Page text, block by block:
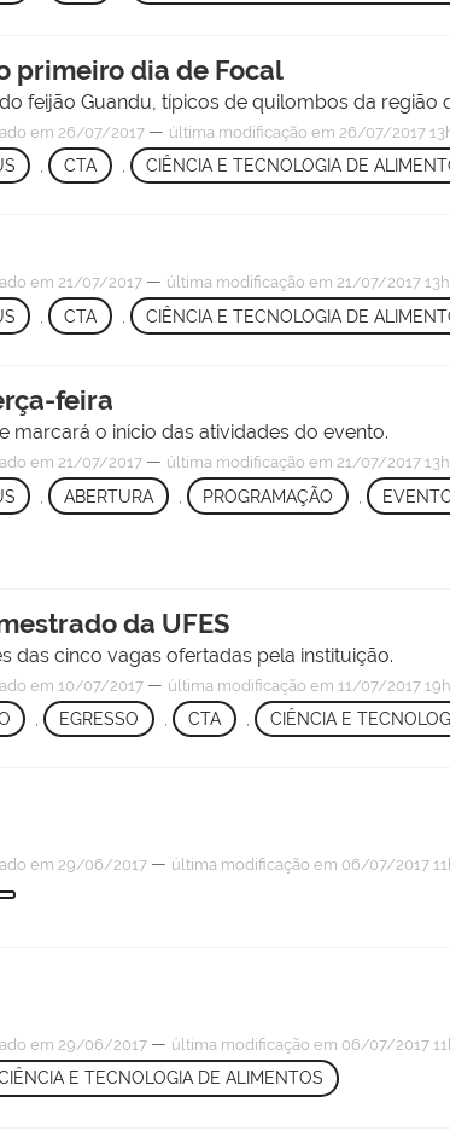
primeiro dia de Focal
feijão Guandu, típicos de quilombos da região
em 26/07/2017 — última modificação em 26/07/2017
, CTA , CIÊNCIA E TECNOLOGIA DE
em 21/07/2017 — última modificação em 21/07/2017
, CTA , CIÊNCIA E TECNOLOGIA DE
feira
marcará o início das atividades do evento.
em 21/07/2017 — última modificação em 21/07/2017
, ABERTURA , PROGRAMAÇÃO
da UFES
cinco vagas ofertadas pela instituição.
em 10/07/2017 — última modificação em 11/07/2017
, EGRESSO , CTA CIÊNCIA E
em 29/06/2017 — última modificação em 06/07/2017
em 29/06/2017 — última modificação em 06/07/2017
E TECNOLOGIA DE ALIMENTOS